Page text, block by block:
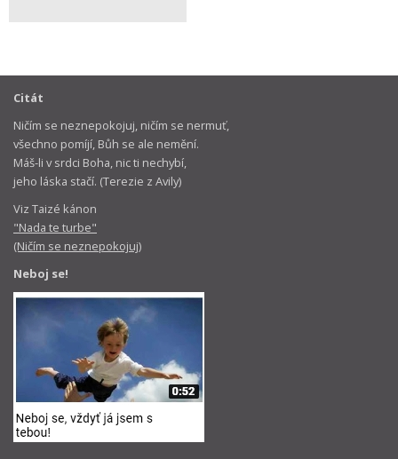
Citát
Ničím se neznepokojuj, ničím se nermuť,
všechno pomíjí, Bůh se ale nemění.
Máš-li v srdci Boha, nic ti nechybí,
jeho láska stačí. (Terezie z Avily)
Viz Taizé kánon
"Nada te turbe"
(Ničím se neznepokojuj)
Neboj se!